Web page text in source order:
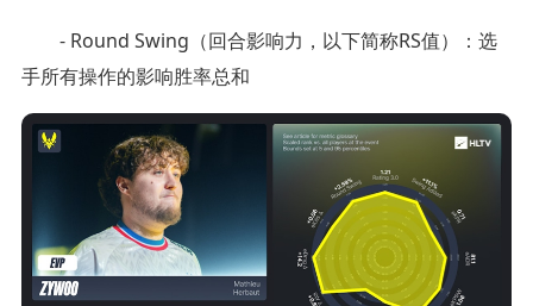
- Round Swing（回合影响力，以下简称RS值）：选
手所有操作的影响胜率总和